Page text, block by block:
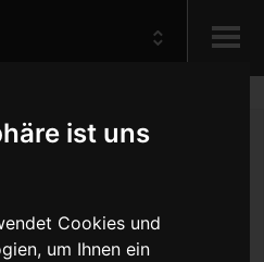
ist uns
Cookies und
um Ihnen ein